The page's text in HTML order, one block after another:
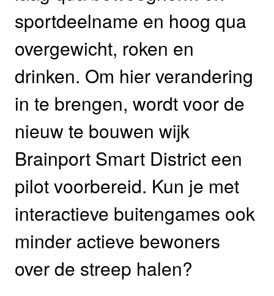
sportdeelname en hoog qua
overgewicht, roken en
drinken. Om hier verandering
in te brengen, wordt voor de
nieuw te bouwen wijk
Brainport Smart District een
pilot voorbereid. Kun je met
interactieve buitengames ook
minder actieve bewoners
over de streep halen?